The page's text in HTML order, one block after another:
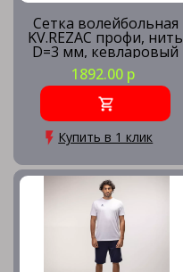
Сетка волейбольная
KV.REZAC профи, нить
D=3 мм, кевларовый
трос
1892.00 р
Купить в 1 клик